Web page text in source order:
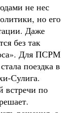
не нес
но его
Даже
без так
Для ПСРМ
поездка в
Сулига.
встречи по